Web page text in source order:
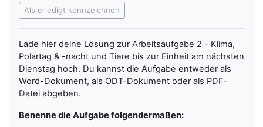
Als erledigt kennzeichnen
Lade hier deine Lösung zur Arbeitsaufgabe 2 - Klima,
Polartag & -nacht und Tiere bis zur Einheit am nächsten
Dienstag hoch. Du kannst die Aufgabe entweder als
Word-Dokument, als ODT-Dokument oder als PDF-
Datei abgeben.
Benenne die Aufgabe folgendermaßen: